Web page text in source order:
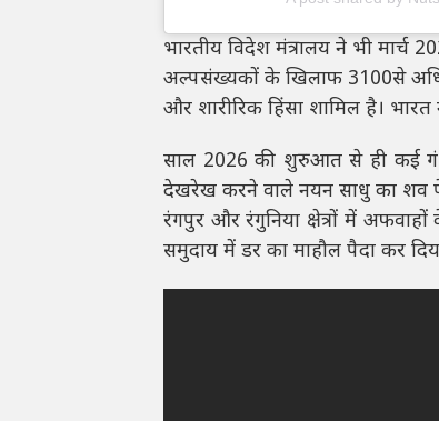
भारतीय विदेश मंत्रालय ने भी
अल्पसंख्यकों के खिलाफ 3100से अधिक
और शारीरिक हिंसा शामिल है।
साल 2026 की शुरुआत से ही कई
देखरेख करने वाले नयन साधु का शव
रंगपुर और रंगुनिया क्षेत्रों में
समुदाय में डर का माहौल पैदा कर